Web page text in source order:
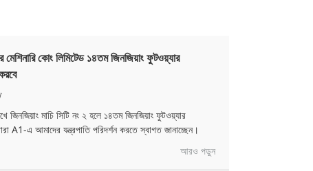
কোং লিমিটেড ১৪তম জিনজিয়াং ফুটওয়্যার
মাচি সিটি নং ২ হলে ১৪তম জিনজিয়াং ফুটওয়্যার
A1-এ আমাদের যন্ত্রপাতি পরিদর্শন করতে স্বাগত জানাচ্ছেন।
আরও পড়ুন